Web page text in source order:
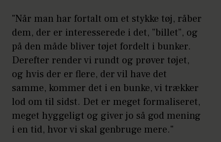
"Når man har fortalt om et stykke tøj, råber
dem, der er interesserede i det, ”billet”, og
på den måde bliver tøjet fordelt i bunker.
Derefter render vi rundt og prøver tøjet,
og hvis der er flere, der vil have det
samme, kommer det i en bunke, vi trækker
lod om til sidst. Det er meget formaliseret,
meget hyggeligt og giver jo så god mening
i en tid, hvor vi skal genbruge mere."